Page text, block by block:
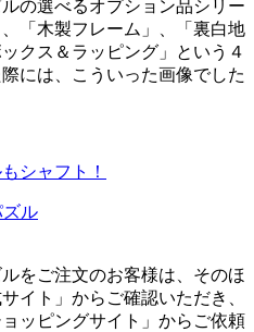
の選べるオプション品シリー
「木製フレーム」、「裏白地
クス＆ラッピング」という４
には、こういった画像でした
シャフト！
ズル
をご注文のお客様は、そのほ
イト」からご確認いただき、
ッピングサイト」からご依頼